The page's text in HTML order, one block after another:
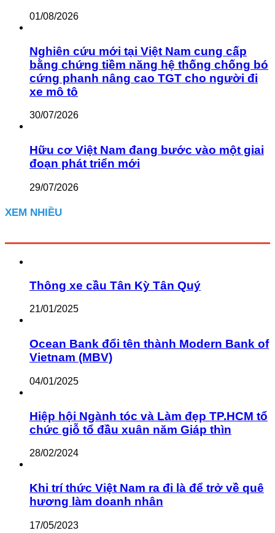
01/08/2026
Nghiên cứu mới tại Việt Nam cung cấp
bằng chứng tiềm năng hệ thống chống bó
cứng phanh nâng cao TGT cho người đi
xe mô tô
30/07/2026
Hữu cơ Việt Nam đang bước vào một giai
đoạn phát triển mới
29/07/2026
XEM NHIỀU
Thông xe cầu Tân Kỳ Tân Quý
21/01/2025
Ocean Bank đổi tên thành Modern Bank of
Vietnam (MBV)
04/01/2025
Hiệp hội Ngành tóc và Làm đẹp TP.HCM tổ
chức giỗ tổ đầu xuân năm Giáp thìn
28/02/2024
Khi trí thức Việt Nam ra đi là để trở về quê
hương làm doanh nhân
17/05/2023